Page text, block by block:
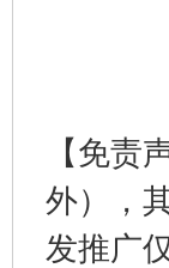
【免责
外），
发推广